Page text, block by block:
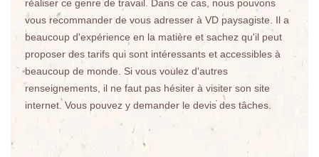
réaliser ce genre de travail. Dans ce cas, nous pouvons
vous recommander de vous adresser à VD paysagiste. Il a
beaucoup d'expérience en la matière et sachez qu'il peut
proposer des tarifs qui sont intéressants et accessibles à
beaucoup de monde. Si vous voulez d'autres
renseignements, il ne faut pas hésiter à visiter son site
internet. Vous pouvez y demander le devis des tâches.